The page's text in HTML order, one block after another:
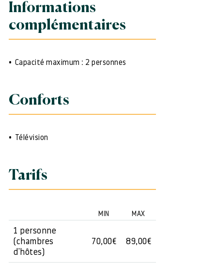
Informations
complémentaires
Capacité maximum : 2 personnes
Conforts
Télévision
Tarifs
MIN MAX
1 personne
(chambres
d'hôtes)
70,00€ 89,00€